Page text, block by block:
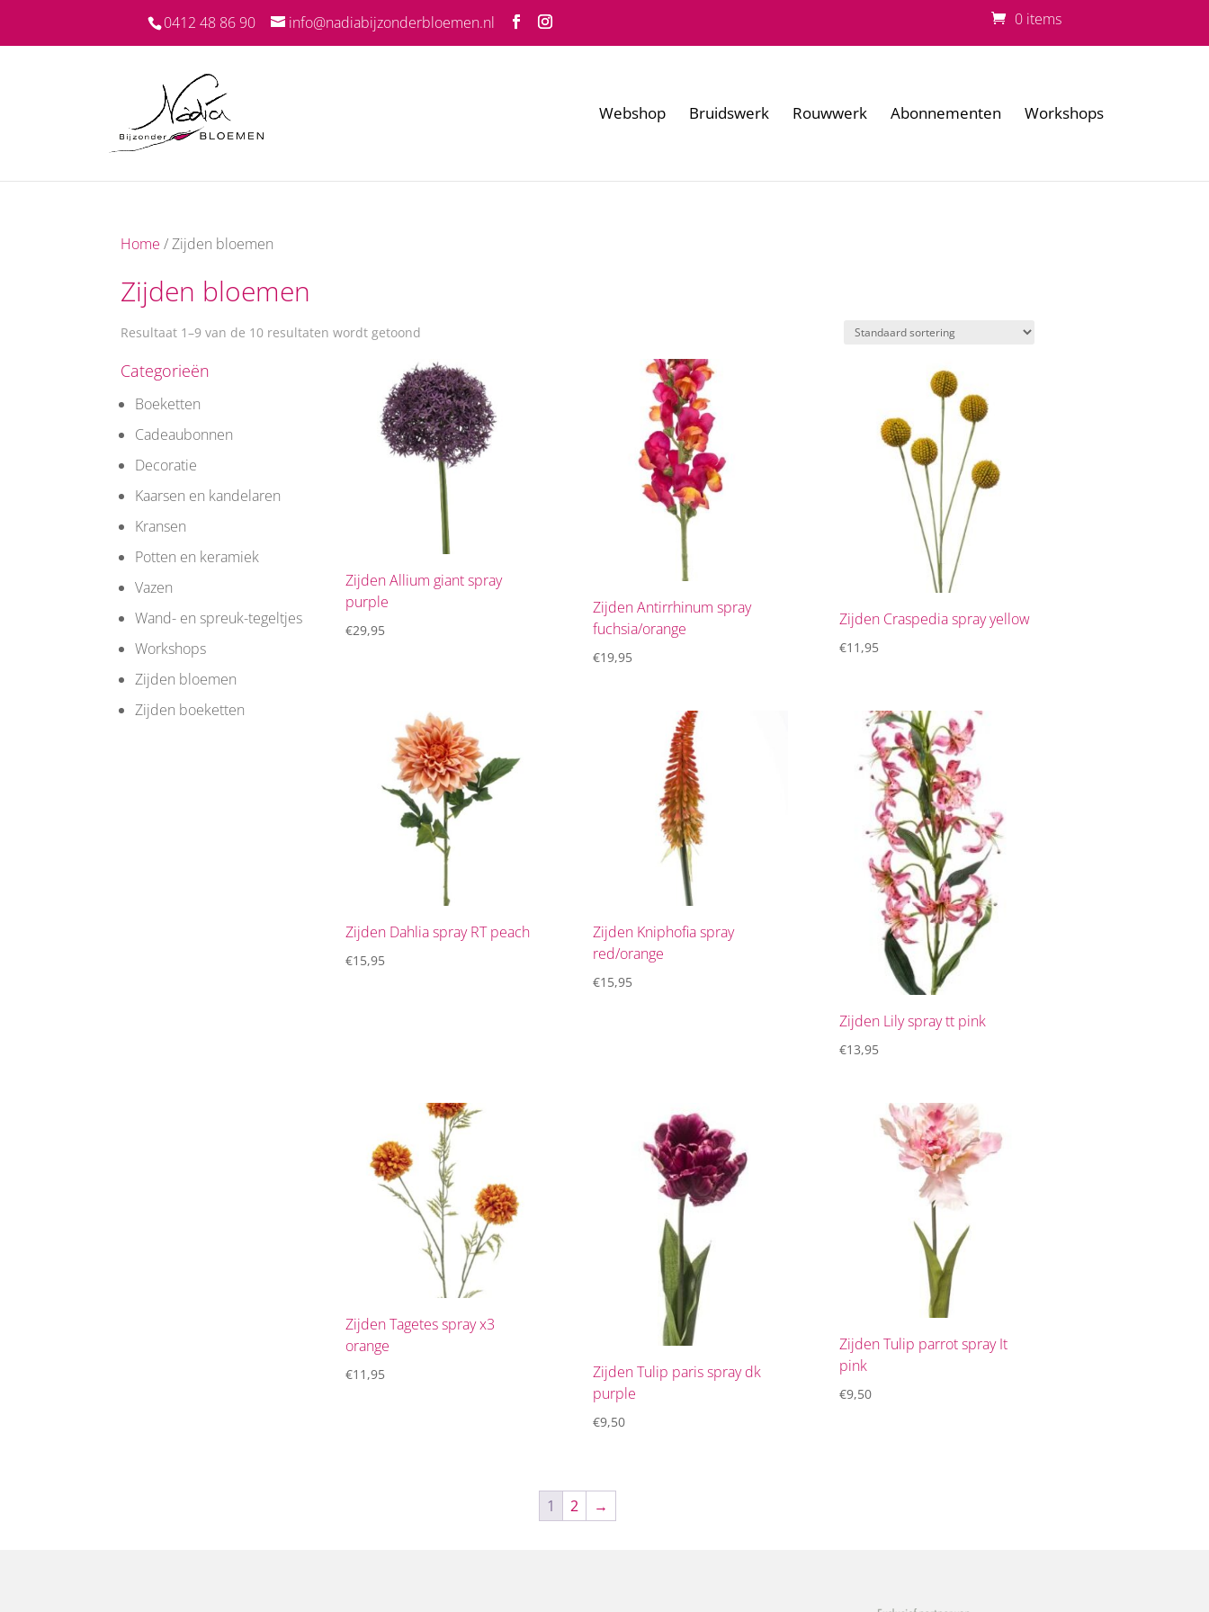
0412 48 86 90 info@nadiabijzonderbloemen.nl 0 items
Webshop Bruidswerk Rouwwerk Abonnementen Workshops
Home / Zijden bloemen
Zijden bloemen
Resultaat 1–9 van de 10 resultaten wordt getoond
Categorieën
Boeketten
Cadeaubonnen
Decoratie
Kaarsen en kandelaren
Kransen
Potten en keramiek
Vazen
Wand- en spreuk-tegeltjes
Workshops
Zijden bloemen
Zijden boeketten
Zijden Allium giant spray
purple
€29,95
Zijden Antirrhinum spray
fuchsia/orange
€19,95
Zijden Craspedia spray yellow
€11,95
Zijden Dahlia spray RT peach
€15,95
Zijden Kniphofia spray
red/orange
€15,95
Zijden Lily spray tt pink
€13,95
Zijden Tagetes spray x3
orange
€11,95
Zijden Tulip paris spray dk
purple
€9,50
Zijden Tulip parrot spray It
pink
€9,50
1 2 →